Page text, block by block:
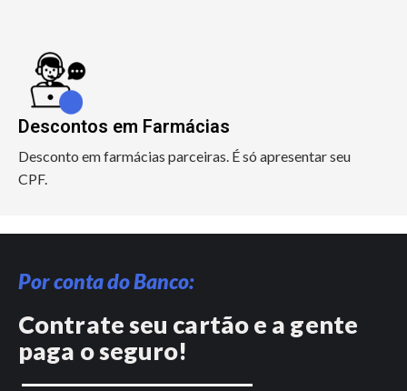
Descontos em Farmácias
Desconto em farmácias parceiras. É só apresentar seu
CPF.
Por conta do Banco:
Contrate seu cartão e a gente
paga o seguro!